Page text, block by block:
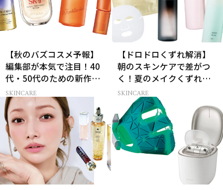
【秋のバズコスメ予報】
編集部が本気で注目！40
代・50代のための新作ス
キンケア4選
SKINCARE
【ドロドロくずれ解消】
朝のスキンケアで差がつ
く！夏のメイクくずれ防
止術
SKINCARE